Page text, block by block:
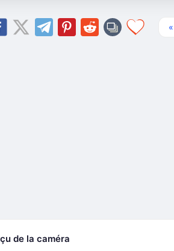
de la caméra